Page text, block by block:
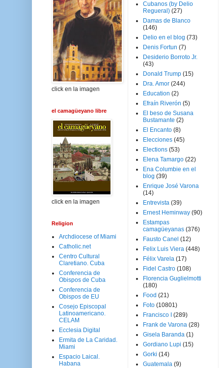
click en la imagen
el camagüeyano libre
click en la imagen
Religion
Archdiocese of Miami
Catholic.net
Centro Cultural
Claretiano. Cuba
Conferencia de
Obispos de Cuba
Conferencia de
Obispos de EU
Cosejo Episcopal
Latinoamericano.
CELAM
Ecclesia Digital
Ermita de La Caridad.
Miami
Espacio Laical.
Habana
Cubanos (by Delio
Regueral) (27)
Damas de Blanco
(146)
Delio en el blog (73)
Denis Fortun (7)
Desiderio Borroto Jr.
(43)
Donald Trump (15)
Dra. Amor (244)
Education (2)
Efraín Riverón (5)
El beso de Susana
Bustamante (2)
El Encanto (8)
Elecciones (45)
Elections (53)
Elena Tamargo (22)
Ena Columbie en el
blog (39)
Enrique José Varona
(14)
Entrevista (39)
Ernest Heminway (90)
Estampas
camagüeyanas (376)
Fausto Canel (12)
Felix Luis Viera (448)
Félix Varela (17)
Fidel Castro (108)
Florencia Guglielmotti
(180)
Food (21)
Foto (10801)
Francisco I
(289)
Frank de Varona (28)
Gisela Baranda (1)
Gordiano Lupi (15)
Gorki (14)
Guatemala (9)